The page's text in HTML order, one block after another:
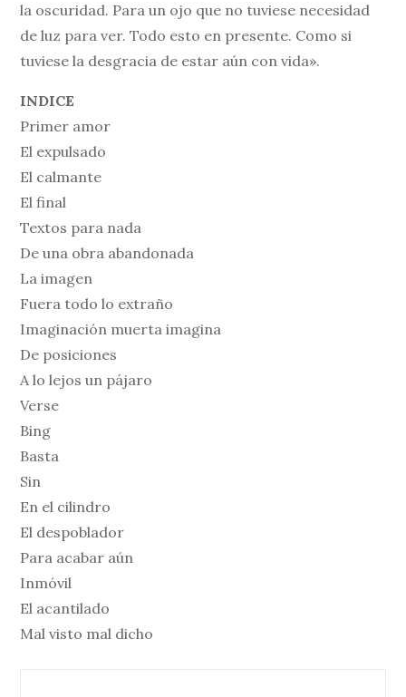
la oscuridad. Para un ojo que no tuviese necesidad
de luz para ver. Todo esto en presente. Como si
tuviese la desgracia de estar aún con vida».
INDICE
Primer amor
El expulsado
El calmante
El final
Textos para nada
De una obra abandonada
La imagen
Fuera todo lo extraño
Imaginación muerta imagina
De posiciones
A lo lejos un pájaro
Verse
Bing
Basta
Sin
En el cilindro
El despoblador
Para acabar aún
Inmóvil
El acantilado
Mal visto mal dicho